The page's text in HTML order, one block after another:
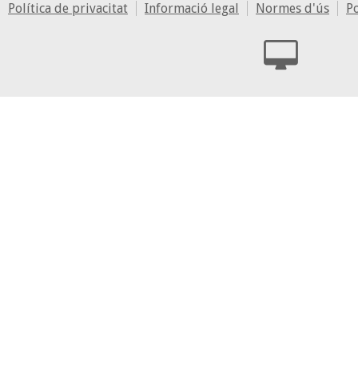
Política de privacitat Informació legal Normes d'ús